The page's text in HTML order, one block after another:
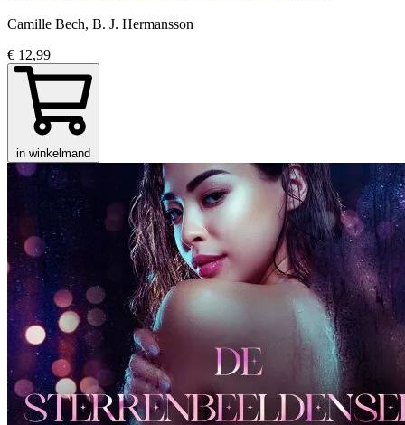
Camille Bech, B. J. Hermansson
€ 12,99
in winkelmand